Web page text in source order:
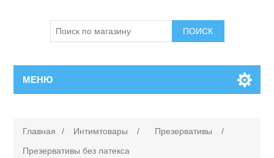
ПОИСК
МЕНЮ
Главная / Интимтовары / Презервативы
/
Презервативы без латекса